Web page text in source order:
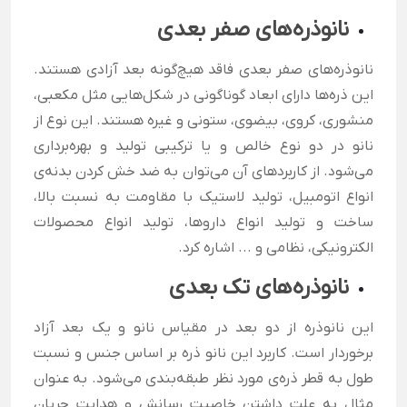
نانوذره‌های صفر بعدی
نانوذره‌های صفر بعدی فاقد هیچ‌گونه بعد آزادی هستند.
این ذره‌ها دارای ابعاد گوناگونی در شکل‌هایی مثل مکعبی،
منشوری، کروی، بیضوی، ستونی و غیره هستند. این نوع از
نانو در دو نوع خالص و یا ترکیبی تولید و بهره‌برداری
می‌شود. از کاربردهای آن می‌توان به ضد خش کردن بدنه‌ی
انواع اتومبیل‌، تولید لاستیک‌ با مقاومت به نسبت بالا،
ساخت و تولید انواع داروها، تولید انواع محصولات
الکترونیکی، نظامی و ... اشاره کرد.
نانوذره‌های تک بعدی
این نانوذره از دو بعد در مقیاس نانو و یک بعد آزاد
برخوردار است. کاربرد این نانو ذره بر اساس جنس و نسبت
طول به قطر ذره‌ی مورد نظر طبقه‌بندی می‌شود. به عنوان